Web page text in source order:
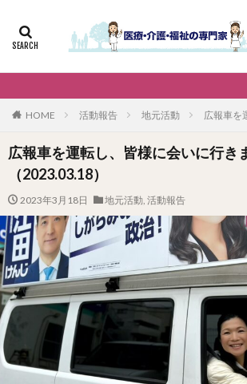
HOME 活動報告 地元活動 広報車を
広報車を運転し、皆様に会いに行き
（2023.03.18）
2023年3月18日 地元活動, 活動報告